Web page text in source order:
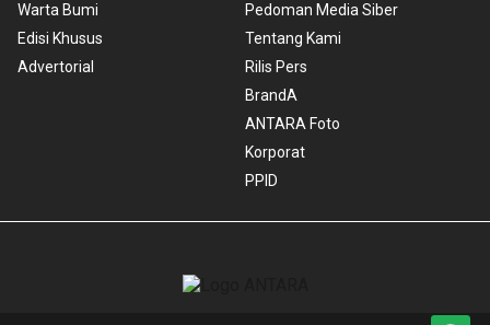
Warta Bumi
Edisi Khusus
Advertorial
Pedoman Media Siber
Tentang Kami
Rilis Pers
BrandA
ANTARA Foto
Korporat
PPID